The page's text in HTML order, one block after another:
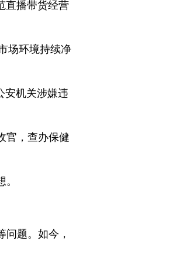
直播带货经营
场环境持续净
安机关涉嫌违
官，查办保健
题。如今，